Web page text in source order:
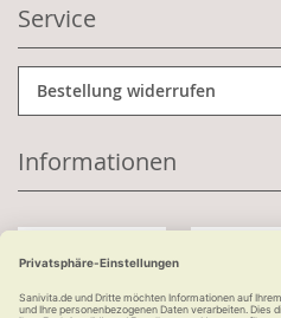
Service
Bestellung widerrufen
Informationen